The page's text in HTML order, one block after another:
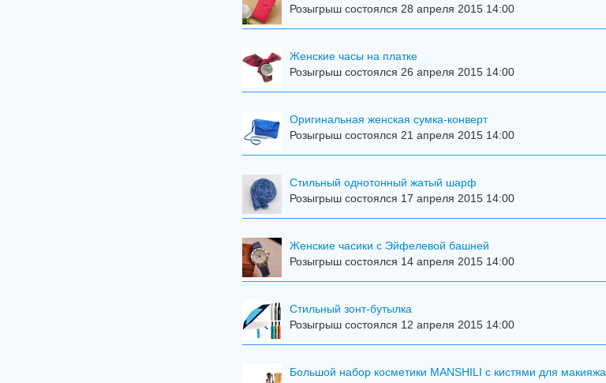
Розыгрыш состоялся 28 апреля 2015 14:00
Женские часы на платке
Розыгрыш состоялся 26 апреля 2015 14:00
Оригинальная женская сумка-конверт
Розыгрыш состоялся 21 апреля 2015 14:00
Стильный однотонный жатый шарф
Розыгрыш состоялся 17 апреля 2015 14:00
Женские часики с Эйфелевой башней
Розыгрыш состоялся 14 апреля 2015 14:00
Стильный зонт-бутылка
Розыгрыш состоялся 12 апреля 2015 14:00
Большой набор косметики MANSHILI с кистями для макияжа